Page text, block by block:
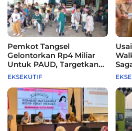
Pemkot Tangsel
Gelontorkan Rp4 Miliar
Untuk PAUD, Targetkan
115 Sekolah
EKSEKUTIF